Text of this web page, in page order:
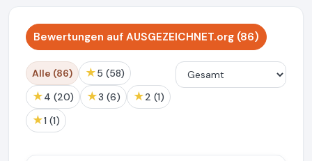
Bewertungen auf AUSGEZEICHNET.org (86)
Alle (86) ★ 5 (58)
★ 4 (20) ★ 3 (6) ★ 2 (1)
★ 1 (1)